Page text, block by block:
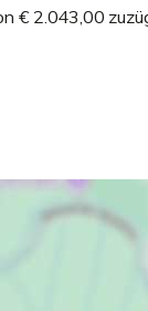
€ 2.043,00